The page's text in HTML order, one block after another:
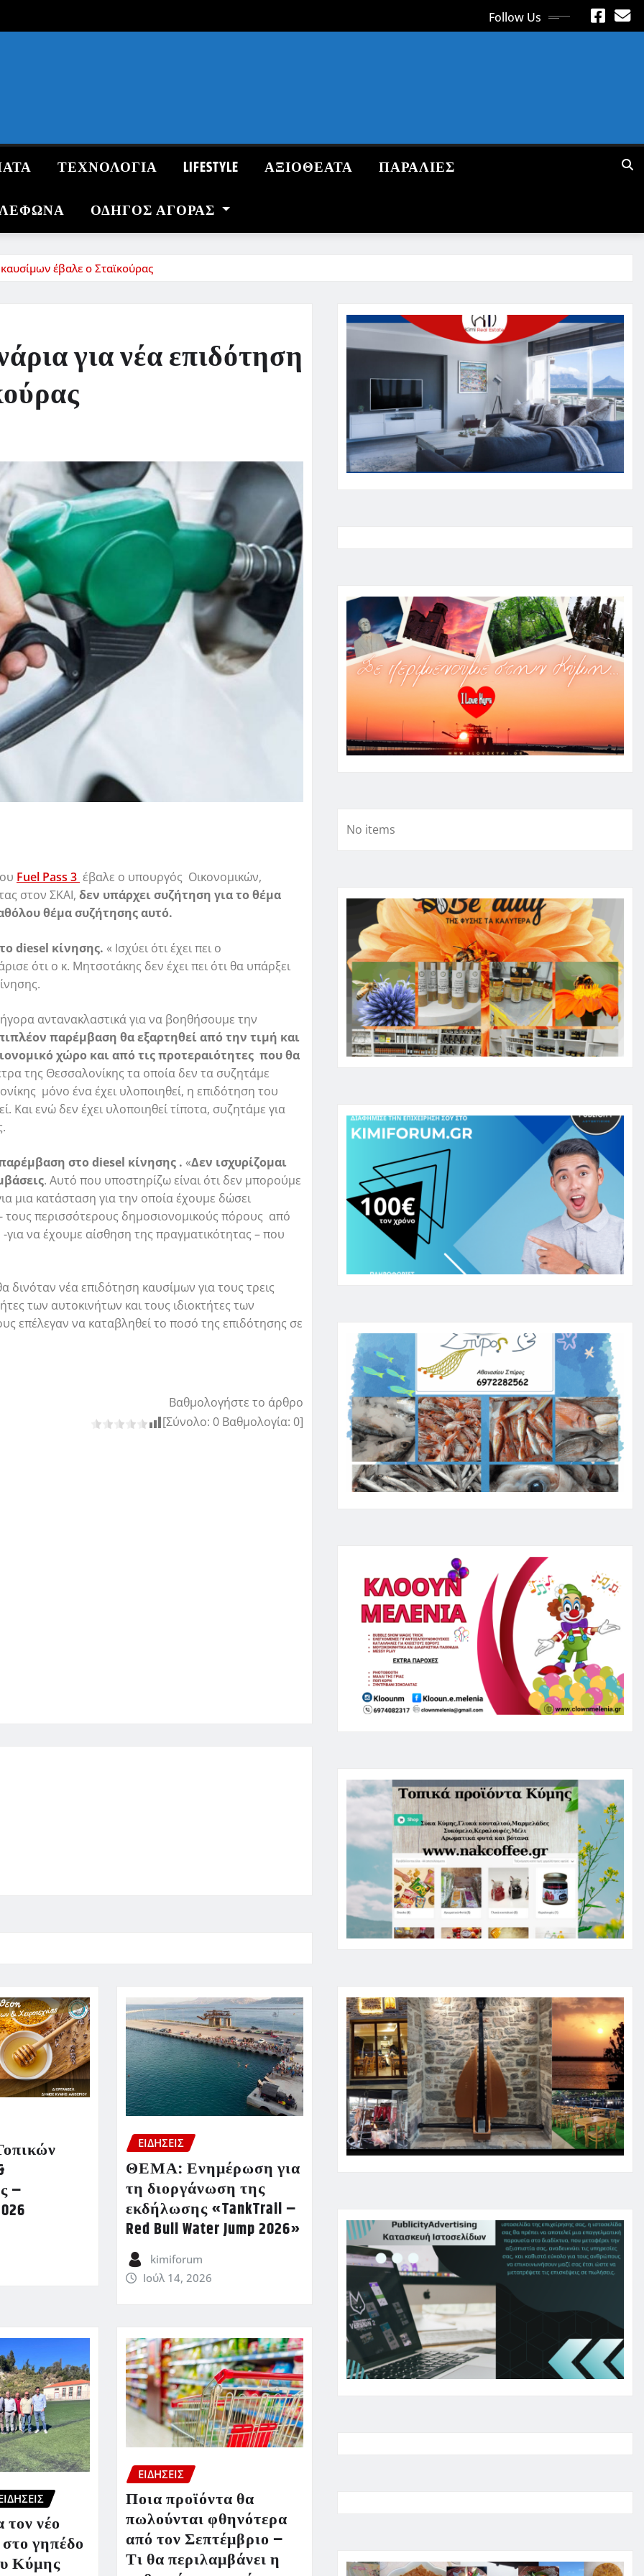
Follow Us
ΤΕΧΝΟΛΟΓΙΑ LIFESTYLE ΑΞΙΟΘΕΑΤΑ ΠΑΡΑΛΙΕΣ
ΟΔΗΓΌΣ ΑΓΟΡΆΣ
έβαλε ο Σταϊκούρας
για νέα επιδότηση
Fuel Pass 3 έβαλε ο υπουργός Οικονομικών,
στον ΣΚΑΙ, δεν υπάρχει συζήτηση για το θέμα
θέμα συζήτησης αυτό.
diesel κίνησης. « Ισχύει ότι έχει πει ο
ότι ο κ. Μητσοτάκης δεν έχει πει ότι θα υπάρξει
αντανακλαστικά για να βοηθήσουμε την
παρέμβαση θα εξαρτηθεί από την τιμή και
χώρο και από τις προτεραιότητες που θα
της Θεσσαλονίκης τα οποία δεν τα συζητάμε
μόνο ένα έχει υλοποιηθεί, η επιδότηση του
Και ενώ δεν έχει υλοποιηθεί τίποτα, συζητάμε για
στο diesel κίνησης . «Δεν ισχυρίζομαι
. Αυτό που υποστηρίζω είναι ότι δεν μπορούμε
μια κατάσταση για την οποία έχουμε δώσει
τους περισσότερους δημοσιονομικούς πόρους από
να έχουμε αίσθηση της πραγματικότητας – που
δινόταν νέα επιδότηση καυσίμων για τους τρεις
των αυτοκινήτων και τους ιδιοκτήτες των
επέλεγαν να καταβληθεί το ποσό της επιδότησης σε
Βαθμολογήστε το άρθρο
[Σύνολο: 0 Βαθμολογία: 0]
–
ΕΙΔΗΣΕΙΣ
ΘΕΜΑ: Ενημέρωση για
τη διοργάνωση της
εκδήλωσης «TankTrail –
Red Bull Water Jump 2026»
kimiforum
Ιούλ 14, 2026
νέο
γηπέδο
Κύμης
ΕΙΔΗΣΕΙΣ
Ποια προϊόντα θα
πωλούνται φθηνότερα
από τον Σεπτέμβριο –
Τι θα περιλαμβάνει η